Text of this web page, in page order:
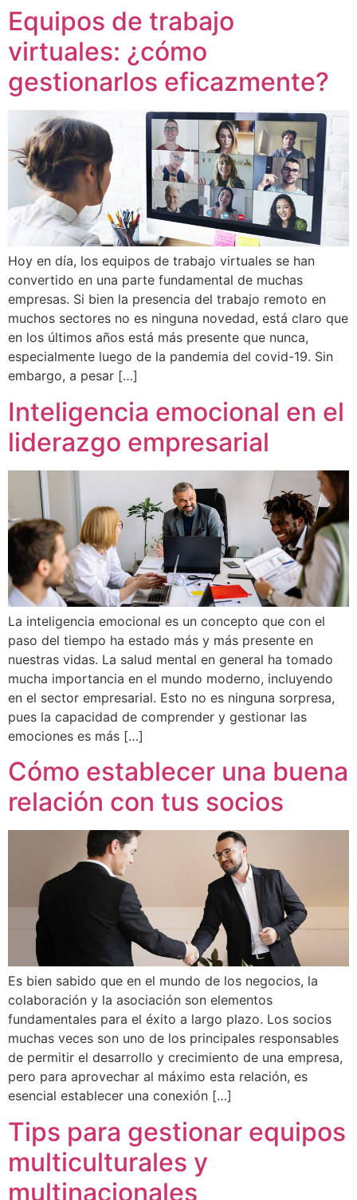
Equipos de trabajo
virtuales: ¿cómo
gestionarlos eficazmente?
Hoy en día, los equipos de trabajo virtuales se han
convertido en una parte fundamental de muchas
empresas. Si bien la presencia del trabajo remoto en
muchos sectores no es ninguna novedad, está claro que
en los últimos años está más presente que nunca,
especialmente luego de la pandemia del covid-19. Sin
embargo, a pesar […]
Inteligencia emocional en el
liderazgo empresarial
La inteligencia emocional es un concepto que con el
paso del tiempo ha estado más y más presente en
nuestras vidas. La salud mental en general ha tomado
mucha importancia en el mundo moderno, incluyendo
en el sector empresarial. Esto no es ninguna sorpresa,
pues la capacidad de comprender y gestionar las
emociones es más […]
Cómo establecer una buena
relación con tus socios
Es bien sabido que en el mundo de los negocios, la
colaboración y la asociación son elementos
fundamentales para el éxito a largo plazo. Los socios
muchas veces son uno de los principales responsables
de permitir el desarrollo y crecimiento de una empresa,
pero para aprovechar al máximo esta relación, es
esencial establecer una conexión […]
Tips para gestionar equipos
multiculturales y
multinacionales